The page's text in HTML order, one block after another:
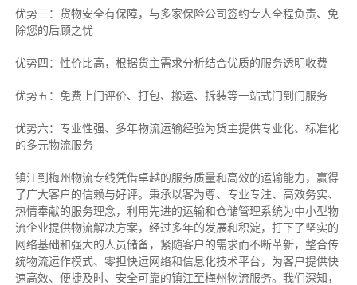
优势三：货物安全有保障，与多家保险公司签约专人全程负责、免
除您的后顾之忧
优势四：性价比高，根据货主需求分析结合优质的服务透明收费
优势五：免费上门评价、打包、搬运、拆装等一站式门到门服务
优势六：专业性强、多年物流运输经验为货主提供专业化、标准化
的多元物流服务
镇江到梅州物流专线凭借卓越的服务质量和高效的运输能力，赢得
了广大客户的信赖与好评。 秉承以客为尊、专业专注、高效务实、
热情奉献的服务理念，利用先进的运输和仓储管理系统为中小型物
流企业提供物流解决方案，经过多年的发展和积淀，打下了坚实的
网络基础和强大的人员储备，紧随客户的需求而不断革新，整合传
统物流运作模式、零担快运网络和信息化技术平台，为客户提供快
速高效、便捷及时、安全可靠的镇江至梅州物流服务。 我们深知，